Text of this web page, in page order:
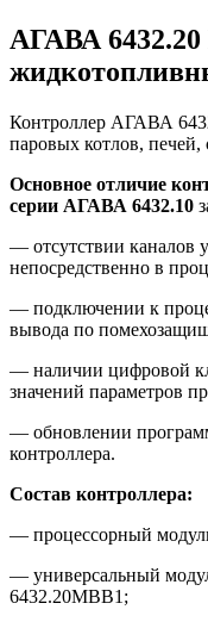
АГАВА 6432.20
Контроллер АГАВА
паровых котлов, печей,
Основное отличие
серии АГАВА 6432.10
— отсутствии каналов
непосредственно в
— подключении к
вывода по
— наличии цифровой
значений параметров
— обновлении
контроллера.
Состав контроллера:
— процессорный
— универсальный
6432.20МВВ1;